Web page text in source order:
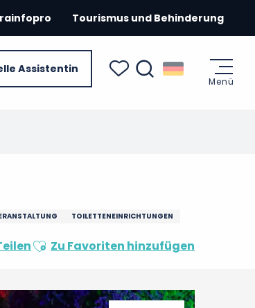
Assistentin
Tourismus und Behinderung
Menü
TOILETTENEINRICHTUNGEN
Ajouter aux favoris
Zu Favoriten hinzufügen